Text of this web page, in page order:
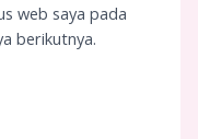
web saya pada
berikutnya.